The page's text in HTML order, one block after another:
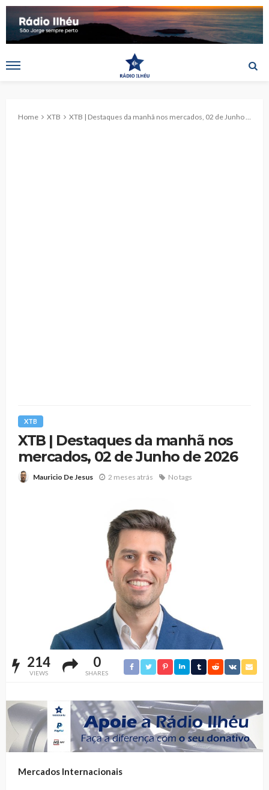
Home XTB XTB | Destaques da manhã nos mercados, 02 de Junho de 2026
XTB
XTB | Destaques da manhã nos
mercados, 02 de Junho de 2026
Mauricio De Jesus 2 meses atrás No tags
214
VIEWS
0
SHARES
Mercados Internacionais